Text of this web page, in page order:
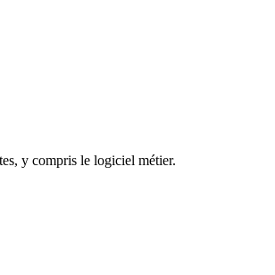
y compris le logiciel métier.